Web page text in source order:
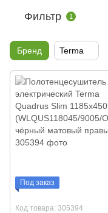
Фильтр 1
Бренд Terma
Под заказ
Код товара: 305394